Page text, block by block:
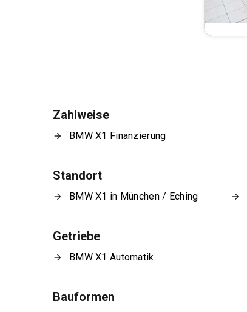
Zahlweise
BMW X1 Finanzierung
Standort
BMW X1 in München / Eching
Getriebe
BMW X1 Automatik
Bauformen